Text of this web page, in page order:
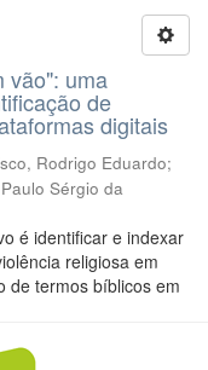
vão": uma
de
digitais
Rodrigo Eduardo;
Sérgio da
é identificar e indexar
religiosa em
de termos bíblicos em